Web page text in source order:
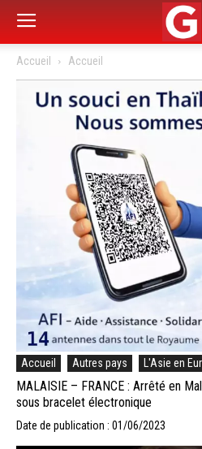
Accueil Accueil
Accueil Autres pays L'Asie en
MALAISIE – FRANCE : Arrêté en
sous bracelet électronique
Date de publication : 01/06/2023